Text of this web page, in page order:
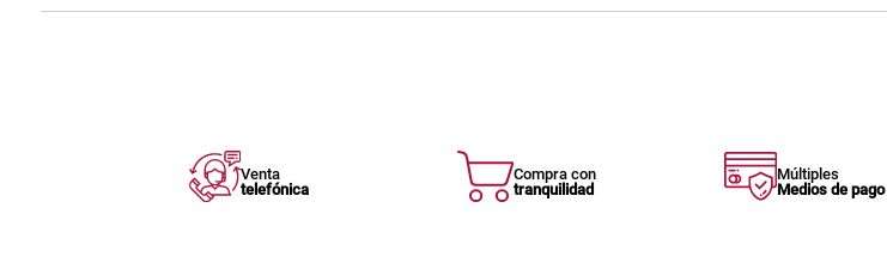
Venta
telefónica
Compra con
tranquilidad
Múltiples
Medios de pago